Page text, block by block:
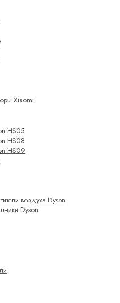
Xiaomi
HS05
HS08
HS09
воздуха Dyson
Dyson